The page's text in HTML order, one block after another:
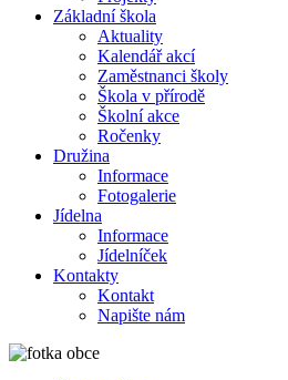
Základní škola
Aktuality
Kalendář akcí
Zaměstnanci školy
Škola v přírodě
Školní akce
Ročenky
Družina
Informace
Fotogalerie
Jídelna
Informace
Jídelníček
Kontakty
Kontakt
Napište nám